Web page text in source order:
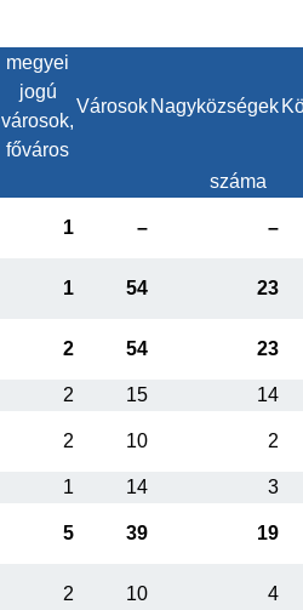
megyei
jogú
városok,
főváros
Városok Nagyközségek
száma
1 – –
1 54 23
2 54 23
2 15
14
2 10 2
1 14
3
5 39 19
2 10 4